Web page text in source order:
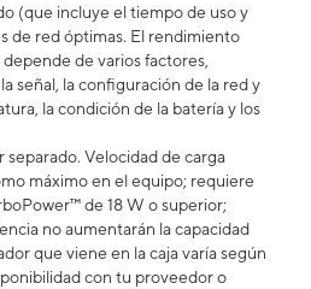
(que incluye el tiempo de uso y
de red óptimas. El rendimiento
de varios factores,
señal, la configuración de la red y
la condición de la batería y los
separado. Velocidad de carga
máximo en el equipo; requiere
de 18 W o superior;
no aumentarán la capacidad
que viene en la caja varía según
con tu proveedor o